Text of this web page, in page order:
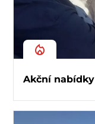
Akční nabídky